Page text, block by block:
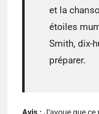
et la
étoiles
Smith, dix-
préparer.